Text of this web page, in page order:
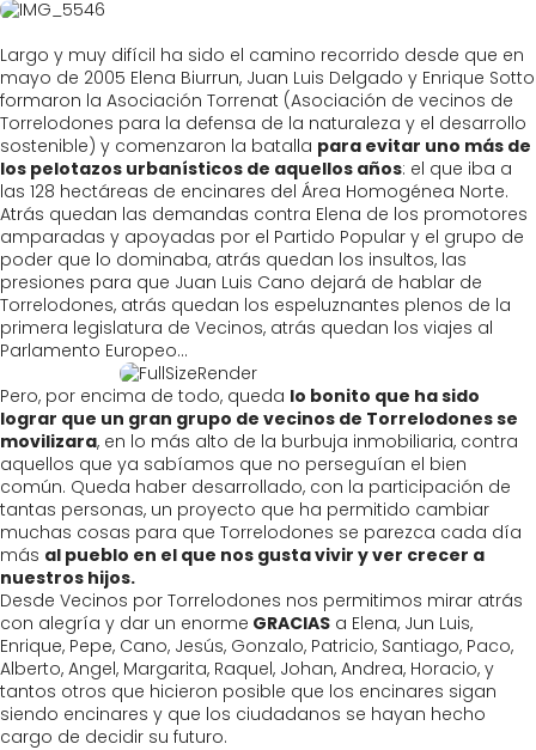
Largo y muy difícil ha sido el camino recorrido desde que en
mayo de 2005 Elena Biurrun, Juan Luis Delgado y Enrique Sotto
formaron la Asociación Torrenat (Asociación de vecinos de
Torrelodones para la defensa de la naturaleza y el desarrollo
sostenible) y comenzaron la batalla para evitar uno más de
los pelotazos urbanísticos de aquellos años: el que iba a
las 128 hectáreas de encinares del Área Homogénea Norte.
Atrás quedan las demandas contra Elena de los promotores
amparadas y apoyadas por el Partido Popular y el grupo de
poder que lo dominaba, atrás quedan los insultos, las
presiones para que Juan Luis Cano dejará de hablar de
Torrelodones, atrás quedan los espeluznantes plenos de la
primera legislatura de Vecinos, atrás quedan los viajes al
Parlamento Europeo…
Pero, por encima de todo, queda lo bonito que ha sido
lograr que un gran grupo de vecinos de Torrelodones se
movilizara, en lo más alto de la burbuja inmobiliaria, contra
aquellos que ya sabíamos que no perseguían el bien
común. Queda haber desarrollado, con la participación de
tantas personas, un proyecto que ha permitido cambiar
muchas cosas para que Torrelodones se parezca cada día
más al pueblo en el que nos gusta vivir y ver crecer a
nuestros hijos.
Desde Vecinos por Torrelodones nos permitimos mirar atrás
con alegría y dar un enorme GRACIAS a Elena, Jun Luis,
Enrique, Pepe, Cano, Jesús, Gonzalo, Patricio, Santiago, Paco,
Alberto, Angel, Margarita, Raquel, Johan, Andrea, Horacio, y
tantos otros que hicieron posible que los encinares sigan
siendo encinares y que los ciudadanos se hayan hecho
cargo de decidir su futuro.